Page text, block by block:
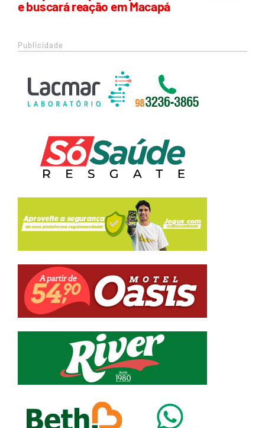
e buscará reação em Macapá
Publicidade